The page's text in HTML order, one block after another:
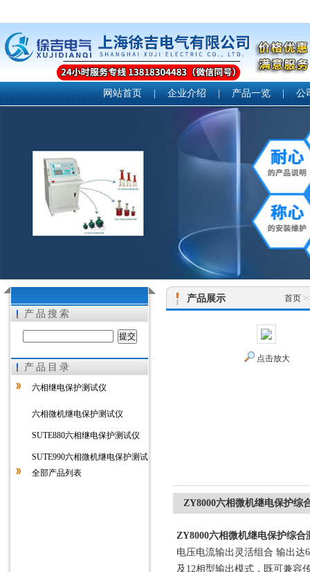
上海徐吉电气有限公司
网站首页 | 企业介绍 | 产品一览 | 公
产品搜索
产品目录
六相继电保护测试仪
六相微机继电保护测试仪
SUTE880六相继电保护测试仪
SUTE990六相微机继电保护测试
全部产品列表
产品展示 首页
点击放大
ZY8000六相微机继电保护综
ZY8000六相微机继电保护综合
电压电流输出灵活组合 输出达
及12相型输出模式，既可兼容